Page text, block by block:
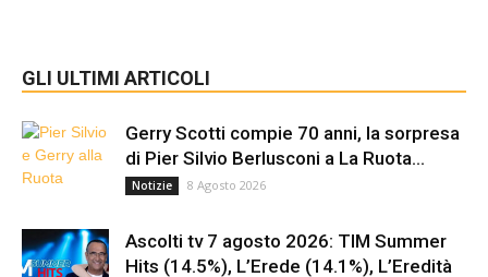
GLI ULTIMI ARTICOLI
Gerry Scotti compie 70 anni, la sorpresa
di Pier Silvio Berlusconi a La Ruota...
Notizie 8 Agosto 2026
Ascolti tv 7 agosto 2026: TIM Summer
Hits (14.5%), L’Erede (14.1%), L’Eredità